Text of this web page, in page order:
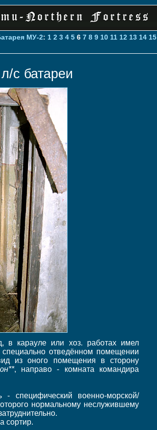
МУ-2: 1 2 3 4 5 6 7 8 9 10 11 12 13 14 15
с батареи
в карауле или хоз. работах имел
отведённом помещении
из оного помещения в сторону
, направо - комната командира
- специфический военно-морской/
нормальному неслужившему
сортир.